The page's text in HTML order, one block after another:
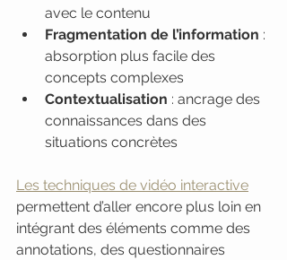
avec le contenu
Fragmentation de l’information :
absorption plus facile des
concepts complexes
Contextualisation : ancrage des
connaissances dans des
situations concrètes
Les techniques de vidéo interactive
permettent d’aller encore plus loin en
intégrant des éléments comme des
annotations, des questionnaires